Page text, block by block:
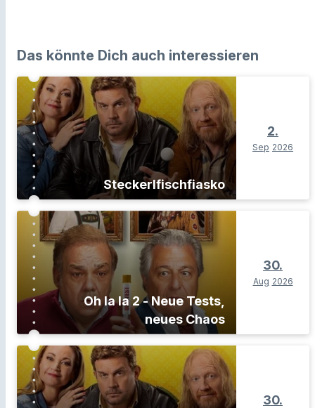
Das könnte Dich auch interessieren
Steckerlfischfiasko
2.
Sep 2026
Oh la la 2 - Neue Tests,
neues Chaos
30.
Aug 2026
30.